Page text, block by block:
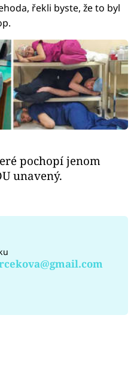
řekli byste, že to byl
pochopí jenom
unavený.